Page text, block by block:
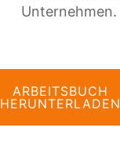
Unternehmen.
ARBEITSBUCH
HERUNTERLADEN